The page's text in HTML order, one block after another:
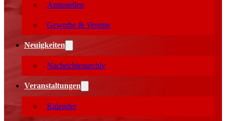
Amtsstellen
Gewerbe & Vereine
Neuigkeiten
Nachrichtenarchiv
Veranstaltungen
Kalender